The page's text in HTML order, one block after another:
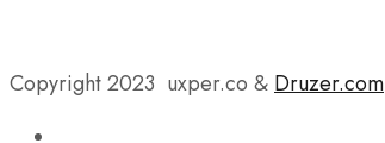
Copyright 2023 uxper.co & Druzer.com